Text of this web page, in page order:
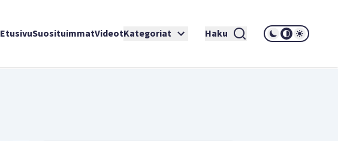
EtusivuSuosituimmatVideotKategoriat Haku